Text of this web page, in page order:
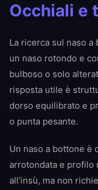
Occhiali e
La ricerca sul naso
un naso rotondo e
bulboso o solo
risposta utile è
dorso equilibrato e
o punta pesante.
Un naso a bottone è
arrotondata e profilo
all’insù, ma non